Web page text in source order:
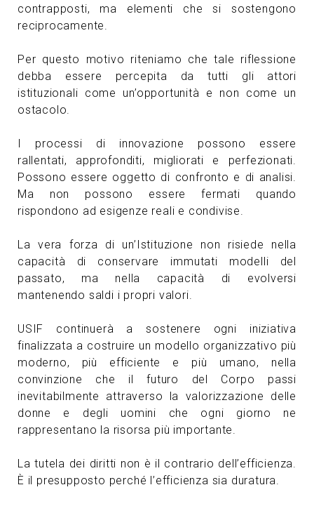
contrapposti, ma elementi che si sostengono
reciprocamente.
Per questo motivo riteniamo che tale riflessione
debba essere percepita da tutti gli attori
istituzionali come un’opportunità e non come un
ostacolo.
I processi di innovazione possono essere
rallentati, approfonditi, migliorati e perfezionati.
Possono essere oggetto di confronto e di analisi.
Ma non possono essere fermati quando
rispondono ad esigenze reali e condivise.
La vera forza di un’Istituzione non risiede nella
capacità di conservare immutati modelli del
passato, ma nella capacità di evolversi
mantenendo saldi i propri valori.
USIF continuerà a sostenere ogni iniziativa
finalizzata a costruire un modello organizzativo più
moderno, più efficiente e più umano, nella
convinzione che il futuro del Corpo passi
inevitabilmente attraverso la valorizzazione delle
donne e degli uomini che ogni giorno ne
rappresentano la risorsa più importante.
La tutela dei diritti non è il contrario dell’efficienza.
È il presupposto perché l’efficienza sia duratura.